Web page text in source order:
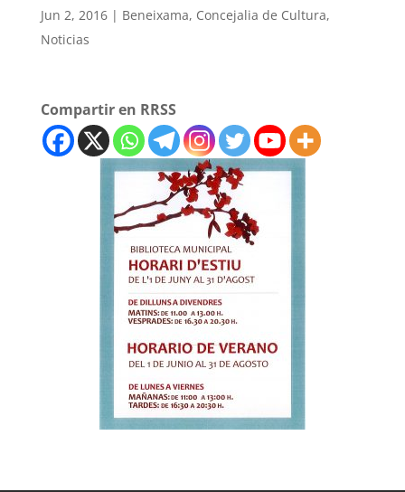
Jun 2, 2016| Beneixama, Concejalia de Cultura,
Noticias
Compartir en RRSS